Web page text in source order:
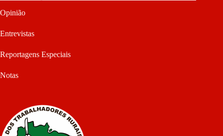
Opinião
Entrevistas
Reportagens Especiais
Notas